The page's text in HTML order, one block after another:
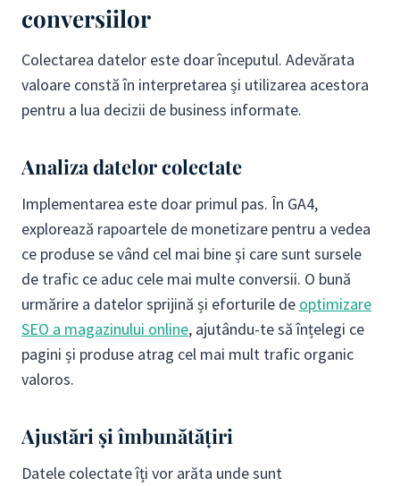
conversiilor
Colectarea datelor este doar începutul. Adevărata
valoare constă în interpretarea și utilizarea acestora
pentru a lua decizii de business informate.
Analiza datelor colectate
Implementarea este doar primul pas. În GA4,
explorează rapoartele de monetizare pentru a vedea
ce produse se vând cel mai bine și care sunt sursele
de trafic ce aduc cele mai multe conversii. O bună
urmărire a datelor sprijină și eforturile de optimizare
SEO a magazinului online, ajutându-te să înțelegi ce
pagini și produse atrag cel mai mult trafic organic
valoros.
Ajustări și îmbunătățiri
Datele colectate îți vor arăta unde sunt